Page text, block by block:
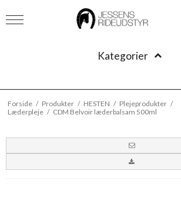
Kategorier
Forside / Produkter / HESTEN / Plejeprodukter /
Læderpleje / CDM Belvoir læderbalsam 500ml